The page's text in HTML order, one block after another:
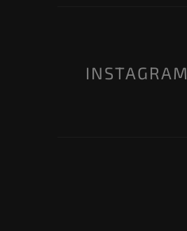
INSTAGRAM